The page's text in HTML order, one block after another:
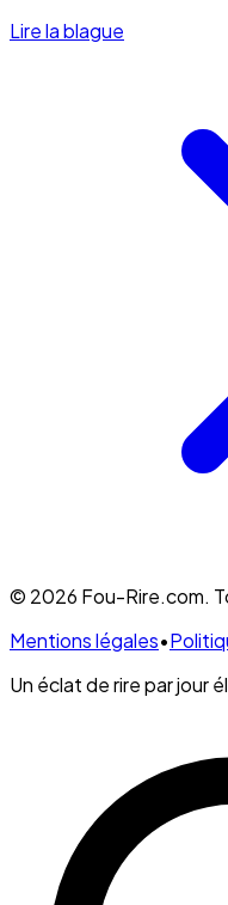
Lire la blague
© 2026 Fou-Rire.com.
Mentions légales•
Un éclat de rire par jour